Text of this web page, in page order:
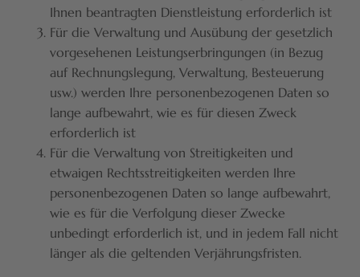
Ihnen beantragten Dienstleistung erforderlich ist
Für die Verwaltung und Ausübung der gesetzlich
vorgesehenen Leistungserbringungen (in Bezug
auf Rechnungslegung, Verwaltung, Besteuerung
usw.) werden Ihre personenbezogenen Daten so
lange aufbewahrt, wie es für diesen Zweck
erforderlich ist
Für die Verwaltung von Streitigkeiten und
etwaigen Rechtsstreitigkeiten werden Ihre
personenbezogenen Daten so lange aufbewahrt,
wie es für die Verfolgung dieser Zwecke
unbedingt erforderlich ist, und in jedem Fall nicht
länger als die geltenden Verjährungsfristen.